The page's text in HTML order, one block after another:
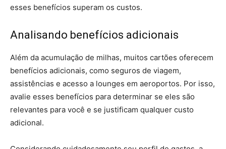
esses benefícios superam os custos.
Analisando benefícios adicionais
Além da acumulação de milhas, muitos cartões oferecem
benefícios adicionais, como seguros de viagem,
assistências e acesso a lounges em aeroportos. Por isso,
avalie esses benefícios para determinar se eles são
relevantes para você e se justificam qualquer custo
adicional.